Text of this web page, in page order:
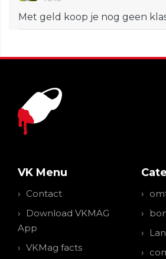
Met geld koop je nog geen
VK Menu
Contact
Download VKMAG
App
VKMag facts